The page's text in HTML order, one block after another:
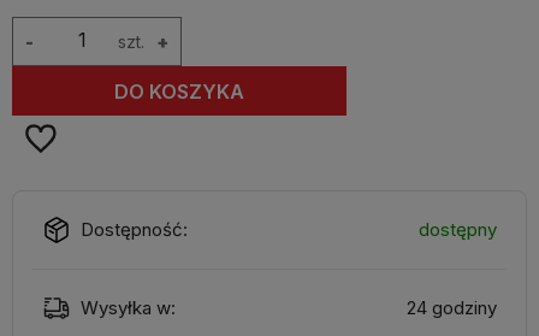
szt. +
-
DO KOSZYKA
Dostępność: dostępny
Wysyłka w: 24 godziny